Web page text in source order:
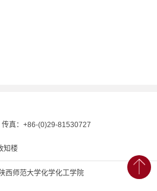
传真：+86-(0)29-81530727
知楼
西师范大学化学化工学院